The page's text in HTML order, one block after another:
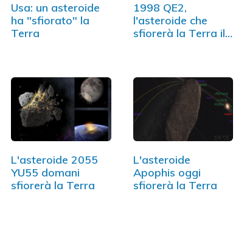
Usa: un asteroide
ha "sfiorato" la
Terra
1998 QE2,
l'asteroide che
sfiorerà la Terra il
L'asteroide 2055
YU55 domani
sfiorerà la Terra
L'asteroide
Apophis oggi
sfiorerà la Terra